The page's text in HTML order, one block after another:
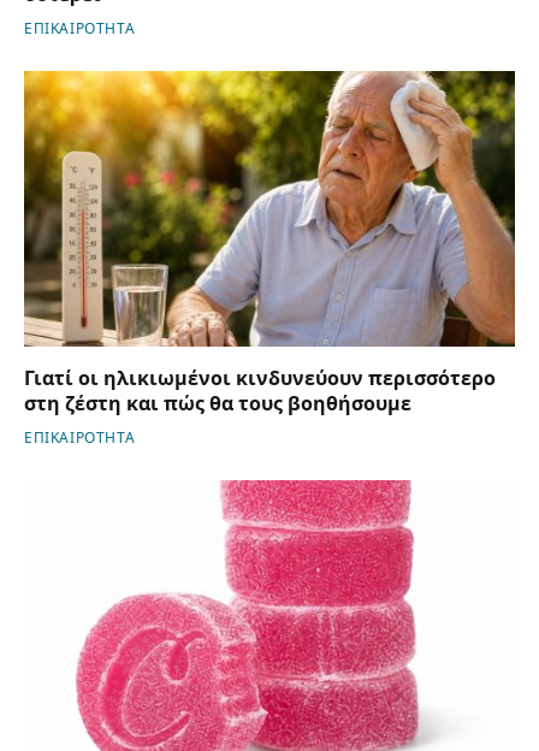
ΕΠΙΚΑΙΡΟΤΗΤΑ
Γιατί οι ηλικιωμένοι κινδυνεύουν περισσότερο
στη ζέστη και πώς θα τους βοηθήσουμε
ΕΠΙΚΑΙΡΟΤΗΤΑ